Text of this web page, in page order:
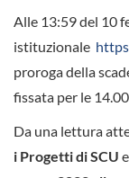
Alle 13:59 del 10
istituzionale
proroga della
fissata per le
Da una lettura
i Progetti di SCU